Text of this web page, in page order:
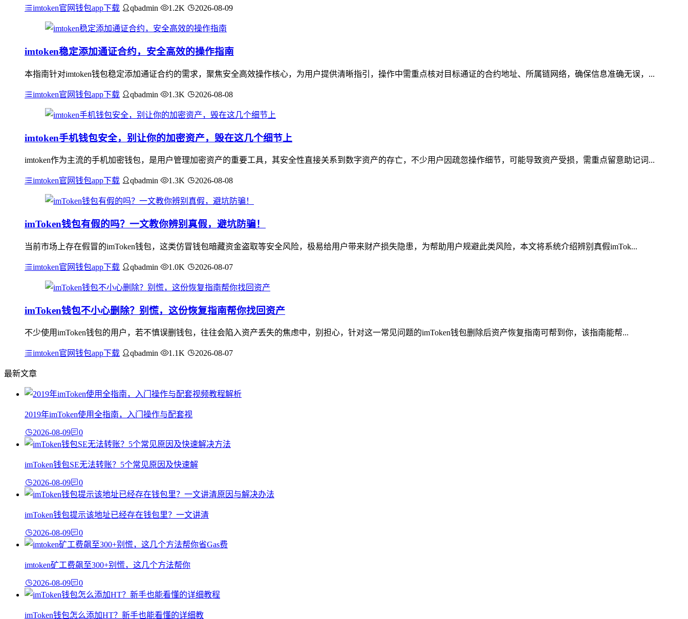
imtoken官网钱包app下载 qbadmin 1.2K 2026-08-09
imtoken稳定添加通证合约，安全高效的操作指南
本指南针对imtoken钱包稳定添加通证合约的需求，聚焦安全高效操作核心，为用户提供清晰指引，操作中需重点核对目标通证的合约地址、所属链网络，确保信息准确无误，...
imtoken官网钱包app下载 qbadmin 1.3K 2026-08-08
imtoken手机钱包安全，别让你的加密资产，毁在这几个细节上
imtoken作为主流的手机加密钱包，是用户管理加密资产的重要工具，其安全性直接关系到数字资产的存亡，不少用户因疏忽操作细节，可能导致资产受损，需重点留意助记词...
imtoken官网钱包app下载 qbadmin 1.3K 2026-08-08
imToken钱包有假的吗？一文教你辨别真假，避坑防骗！
当前市场上存在假冒的imToken钱包，这类仿冒钱包暗藏资金盗取等安全风险，极易给用户带来财产损失隐患，为帮助用户规避此类风险，本文将系统介绍辨别真假imTok...
imtoken官网钱包app下载 qbadmin 1.0K 2026-08-07
imToken钱包不小心删除？别慌，这份恢复指南帮你找回资产
不少使用imToken钱包的用户，若不慎误删钱包，往往会陷入资产丢失的焦虑中，别担心，针对这一常见问题的imToken钱包删除后资产恢复指南可帮到你，该指南能帮...
imtoken官网钱包app下载 qbadmin 1.1K 2026-08-07
最新文章
2019年imToken使用全指南，入门操作与配套视
2026-08-09 0
imToken钱包SE无法转账？5个常见原因及快速解
2026-08-09 0
imToken钱包提示该地址已经存在钱包里？一文讲清
2026-08-09 0
imtoken矿工费飙至300+别慌，这几个方法帮你
2026-08-09 0
imToken钱包怎么添加HT？新手也能看懂的详细教